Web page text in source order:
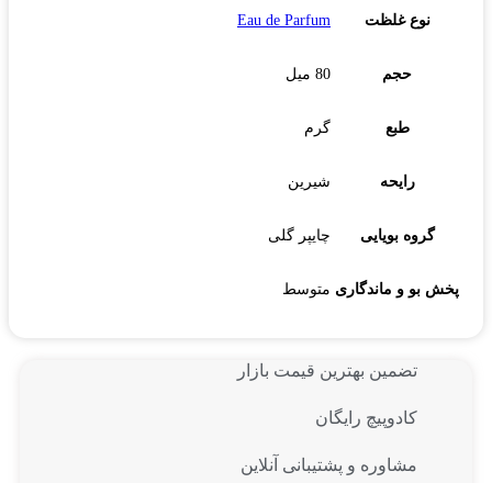
نوع غلظت Eau de Parfum
حجم 80 میل
طبع گرم
رایحه شیرین
گروه بویایی چایپر گلی
پخش بو و ماندگاری متوسط
تضمین بهترین قیمت بازار
کادوپیچ رایگان
مشاوره و پشتیبانی آنلاین